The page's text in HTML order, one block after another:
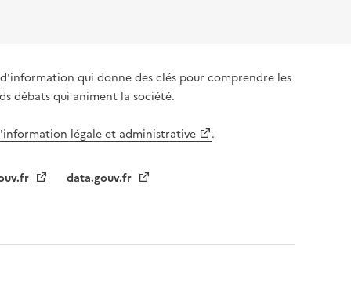
qui donne des clés pour comprendre les
débats qui animent la société.
légale et administrative .
data.gouv.fr